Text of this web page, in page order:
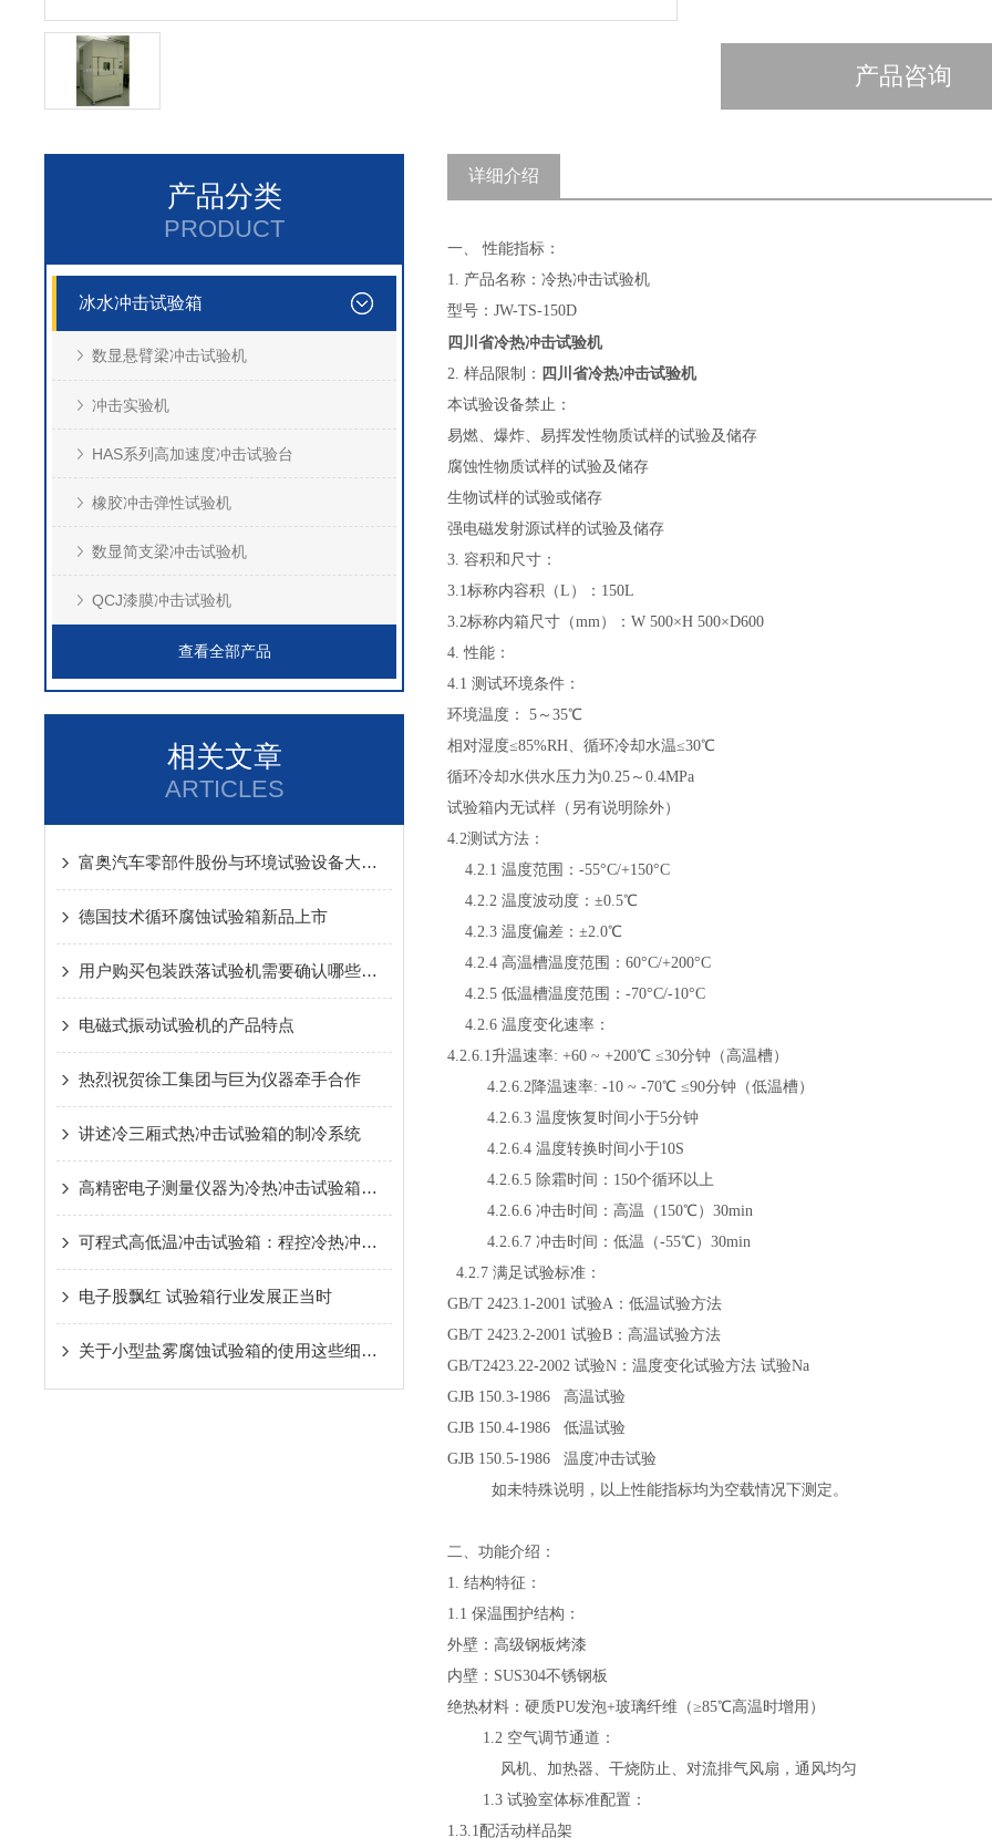
产品咨询
产品分类
PRODUCT
冰水冲击试验箱
数显悬臂梁冲击试验机
冲击实验机
HAS系列高加速度冲击试验台
橡胶冲击弹性试验机
数显简支梁冲击试验机
QCJ漆膜冲击试验机
查看全部产品
相关文章
ARTICLES
富奥汽车零部件股份与环境试验设备大企业巨为仪器牵手合作
德国技术循环腐蚀试验箱新品上市
用户购买包装跌落试验机需要确认哪些规格参数
电磁式振动试验机的产品特点
热烈祝贺徐工集团与巨为仪器牵手合作
讲述冷三厢式热冲击试验箱的制冷系统
高精密电子测量仪器为冷热冲击试验箱开辟渠道
可程式高低温冲击试验箱：程控冷热冲击的自动化测试方案
电子股飘红 试验箱行业发展正当时
关于小型盐雾腐蚀试验箱的使用这些细节不可忽略
详细介绍
一、 性能指标：
1. 产品名称：冷热冲击试验机
型号：JW-TS-150D
四川省冷热冲击试验机
2. 样品限制： 四川省冷热冲击试验机
本试验设备禁止：
易燃、爆炸、易挥发性物质试样的试验及储存
腐蚀性物质试样的试验及储存
生物试样的试验或储存
强电磁发射源试样的试验及储存
3. 容积和尺寸：
3.1标称内容积（L）：150L
3.2标称内箱尺寸（mm）：W 500×H 500×D600
4. 性能：
4.1 测试环境条件：
环境温度： 5～35℃
相对湿度≤85%RH、循环冷却水温≤30℃
循环冷却水供水压力为0.25～0.4MPa
试验箱内无试样（另有说明除外）
4.2测试方法：
4.2.1 温度范围：-55°C/+150°C
4.2.2 温度波动度：±0.5℃
4.2.3 温度偏差：±2.0℃
4.2.4 高温槽温度范围：60°C/+200°C
4.2.5 低温槽温度范围：-70°C/-10°C
4.2.6 温度变化速率：
4.2.6.1升温速率: +60 ~ +200℃ ≤30分钟（高温槽）
4.2.6.2降温速率: -10 ~ -70℃ ≤90分钟（低温槽）
4.2.6.3 温度恢复时间小于5分钟
4.2.6.4 温度转换时间小于10S
4.2.6.5 除霜时间：150个循环以上
4.2.6.6 冲击时间：高温（150℃）30min
4.2.6.7 冲击时间：低温（-55℃）30min
4.2.7 满足试验标准：
GB/T 2423.1-2001 试验A：低温试验方法
GB/T 2423.2-2001 试验B：高温试验方法
GB/T2423.22-2002 试验N：温度变化试验方法 试验Na
GJB 150.3-1986 高温试验
GJB 150.4-1986 低温试验
GJB 150.5-1986 温度冲击试验
如未特殊说明，以上性能指标均为空载情况下测定。
二、功能介绍：
1. 结构特征：
1.1 保温围护结构：
外壁：高级钢板烤漆
内壁：SUS304不锈钢板
绝热材料：硬质PU发泡+玻璃纤维（≥85℃高温时增用）
1.2 空气调节通道：
风机、加热器、干烧防止、对流排气风扇，通风均匀
1.3 试验室体标准配置：
1.3.1配活动样品架